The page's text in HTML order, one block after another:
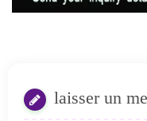
laisser un